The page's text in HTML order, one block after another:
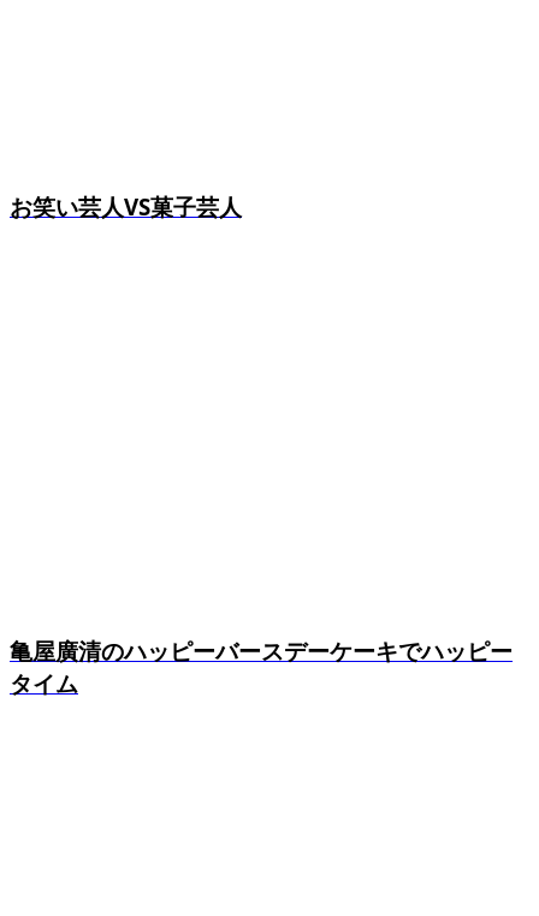
お笑い芸人VS菓子芸人
亀屋廣清のハッピーバースデーケーキでハッピー
タイム